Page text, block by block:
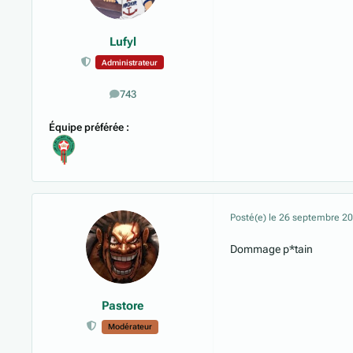
Lufyl
Administrateur
743
messages
Équipe préférée :
Pastore
Modérateur
Posté(e) le 26 septembre
Dommage p*tain